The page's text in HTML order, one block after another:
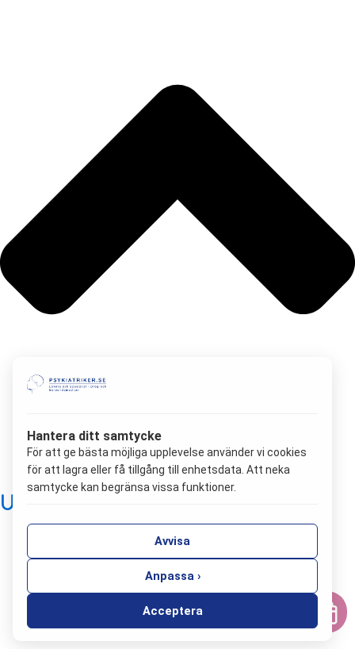
Utbrändhet och utmattning
Hantera ditt samtycke
För att ge bästa möjliga upplevelse använder vi cookies
för att lagra eller få tillgång till enhetsdata. Att neka
samtycke kan begränsa vissa funktioner.
Avvisa
Anpassa ›
Acceptera